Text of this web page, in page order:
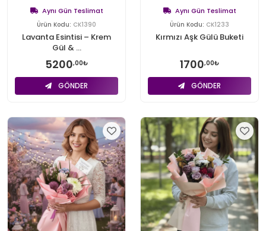
Aynı Gün Teslimat
Ürün Kodu: CK1390
Lavanta Esintisi – Krem
Gül & ...
5200,00₺
GÖNDER
Aynı Gün Teslimat
Ürün Kodu: CK1233
Kırmızı Aşk Gülü Buketi
1700,00₺
GÖNDER